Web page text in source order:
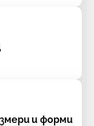
и форми